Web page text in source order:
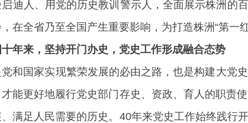
迪人、用党的历史教训警示人，全面展示株洲的
在全省乃至全国产生重要影响，为打造株洲“第一
年来，坚持开门办史，党史工作形成融合态势
和国家实现繁荣发展的必由之路，也是构建大党
能更好地履行党史部门存史、资政、育人的职责
满足人民需要的历史。40年来党史工作始终践行